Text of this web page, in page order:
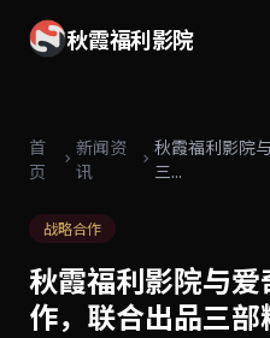
秋霞福利影院
首
页
新闻资
讯
秋霞福利影院
三...
战略合作
秋霞福利影院与
作，联合出品三